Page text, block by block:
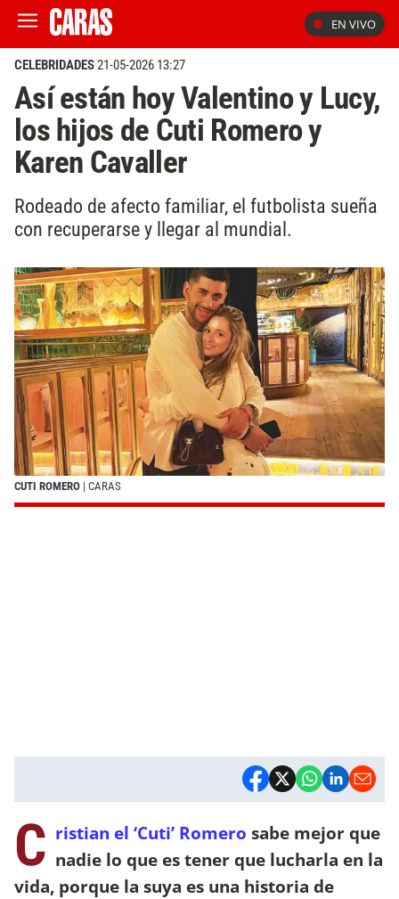
EN VIVO
CELEBRIDADES21-05-2026 13:27
Así están hoy Valentino y Lucy,
los hijos de Cuti Romero y
Karen Cavaller
Rodeado de afecto familiar, el futbolista sueña
con recuperarse y llegar al mundial.
CUTI ROMERO | CARAS
C ristian el ‘Cuti’ Romero sabe mejor que
nadie lo que es tener que lucharla en la
vida, porque la suya es una historia de